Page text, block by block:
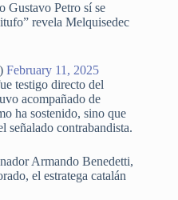
Gustavo Petro sí se
revela Melquisedec
February 11, 2025
testigo directo del
acompañado de
ha sostenido, sino que
señalado contrabandista.
Armando Benedetti,
el estratega catalán